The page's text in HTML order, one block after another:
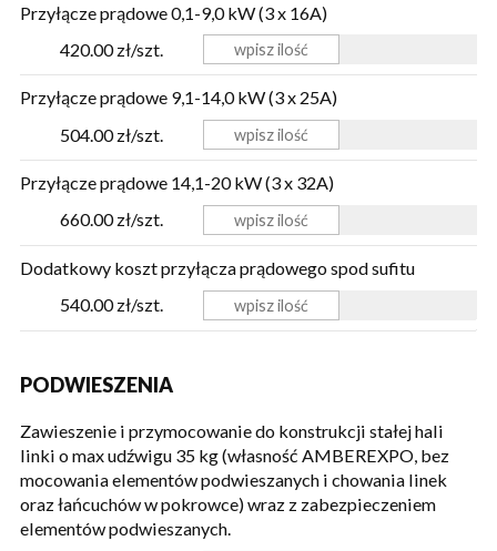
Przyłącze prądowe 0,1-9,0 kW (3 x 16A)
420.00 zł/szt.
Przyłącze prądowe 9,1-14,0 kW (3 x 25A)
504.00 zł/szt.
Przyłącze prądowe 14,1-20 kW (3 x 32A)
660.00 zł/szt.
Dodatkowy koszt przyłącza prądowego spod sufitu
540.00 zł/szt.
PODWIESZENIA
Zawieszenie i przymocowanie do konstrukcji stałej hali
linki o max udźwigu 35 kg (własność AMBEREXPO, bez
mocowania elementów podwieszanych i chowania linek
oraz łańcuchów w pokrowce) wraz z zabezpieczeniem
elementów podwieszanych.